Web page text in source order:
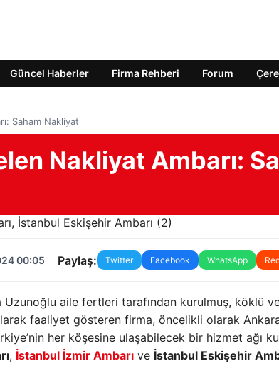
Güncel Haberler Firma Rehberi Forum
Saham Nakliyat
Nakliyat Ambarı:
00:05 Paylaş: Twitter Facebook WhatsApp
Uzunoğlu aile fertleri tarafından kurulmuş, köklü
faaliyet gösteren firma, öncelikli olarak
her köşesine ulaşabilecek bir hizmet ağı
, İstanbul İzmir Ambarı ve İstanbul Eskişehir